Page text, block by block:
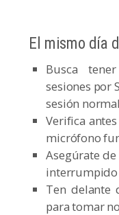
El mismo día
Busca
sesiones por
sesión
Verifica
micrófono
Asegúrate
interrumpido
Ten delante
para tomar